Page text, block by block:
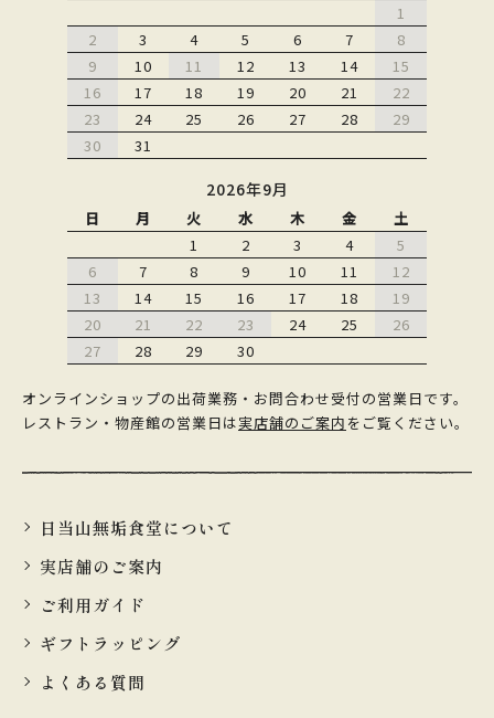
1
2
3 4 5 6 7
8
9
10 11 12 13 14
15
16
17 18 19 20 21
22
23
24 25 26 27 28
29
30
31
2026年9月
日 月 火 水 木 金
土
1
2 3 4
5
6
7 8 9 10 11
12
13
14 15 16 17 18
19
20
21 22 23 24 25
26
27
28 29 30
オンラインショップの出荷業務・お問合わせ受付の営業日です。
レストラン・物産館の営業日は実店舗のご案内 をご覧ください。
日当山無垢食堂について
実店舗のご案内
ご利用ガイド
ギフトラッピング
よくある質問